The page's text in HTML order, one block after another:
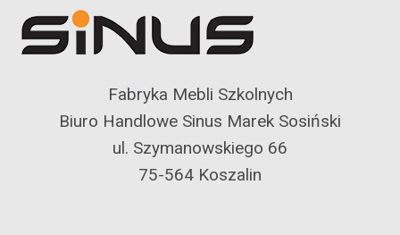
Fabryka Mebli Szkolnych
Biuro Handlowe Sinus Marek Sosiński
ul. Szymanowskiego 66
75-564 Koszalin